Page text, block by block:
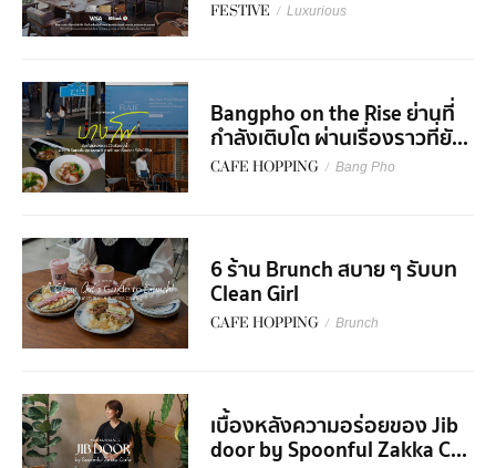
FESTIVE / Luxurious
Bangpho on the Rise ย่านที่
กำลังเติบโต ผ่านเรื่องราวที่ยั...
CAFE HOPPING / Bang Pho
6 ร้าน Brunch สบาย ๆ รับบท
Clean Girl
CAFE HOPPING / Brunch
เบื้องหลังความอร่อยของ Jib
door by Spoonful Zakka C...